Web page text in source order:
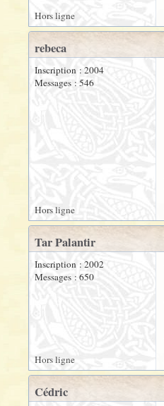
Hors ligne
rebeca
Inscription : 2004
Messages : 546
Hors ligne
Tar Palantir
Inscription : 2002
Messages : 650
Hors ligne
Cédric